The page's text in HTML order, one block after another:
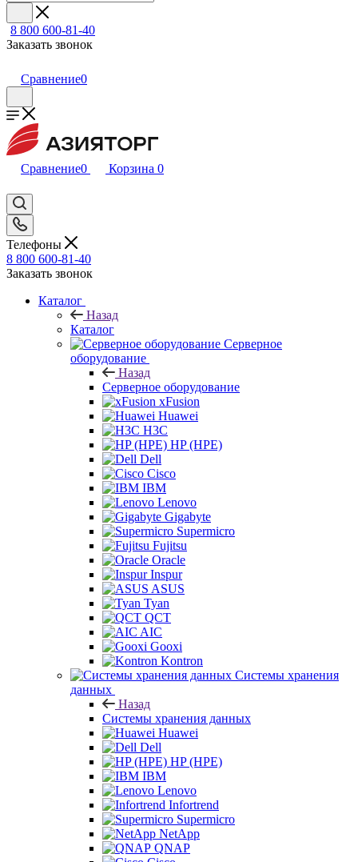
8 800 600-81-40
Заказать звонок
Сравнение0
Сравнение0 Корзина 0
Телефоны
8 800 600-81-40
Заказать звонок
Каталог
Назад
Каталог
Серверное
оборудование
Назад
Серверное оборудование
xFusion
Huawei
H3C
HP (HPE)
Dell
Cisco
IBM
Lenovo
Gigabyte
Supermicro
Fujitsu
Oracle
Inspur
ASUS
Tyan
QCT
AIC
Gooxi
Kontron
Системы хранения
данных
Назад
Системы хранения данных
Huawei
Dell
HP (HPE)
IBM
Lenovo
Infortrend
Supermicro
NetApp
QNAP